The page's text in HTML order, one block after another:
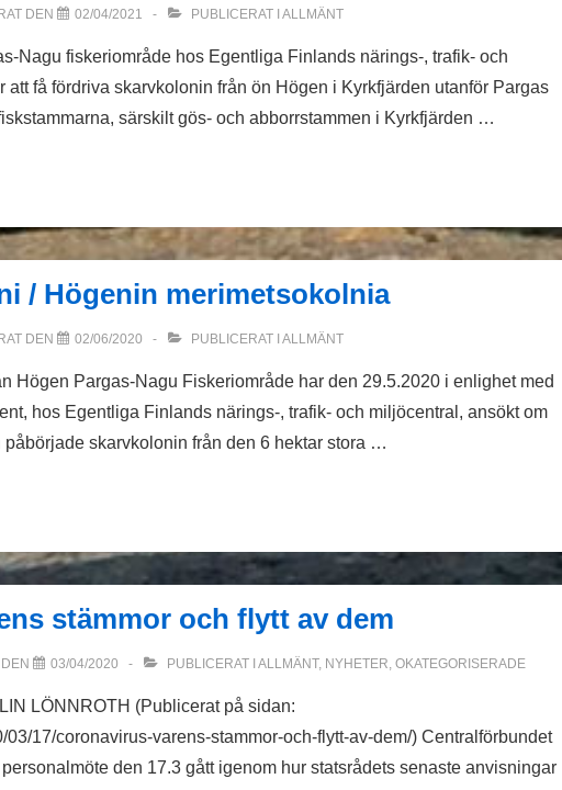
DEN 02/04/2021 PUBLICERAT IALLMÄNT
Nagu fiskeriområde hos Egentliga Finlands närings-, trafik- och
att få fördriva skarvkolonin från ön Högen i Kyrkfjärden utanför Pargas
särskilt gös- och abborrstammen i Kyrkfjärden …
/ Högenin merimetsokolnia
DEN 02/06/2020 PUBLICERAT IALLMÄNT
Högen Pargas-Nagu Fiskeriområde har den 29.5.2020 i enlighet med
hos Egentliga Finlands närings-, trafik- och miljöcentral, ansökt om
påbörjade skarvkolonin från den 6 hektar stora …
stämmor och flytt av dem
03/04/2020 PUBLICERAT IALLMÄNT, NYHETER OKATEGORISERADE
LÖNNROTH (Publicerat på sidan:
03/17/coronavirus-varens-stammor-och-flytt-av-dem/) Centralförbundet
den 17.3 gått igenom hur statsrådets senaste anvisningar